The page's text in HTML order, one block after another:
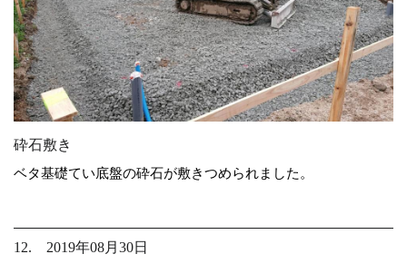
砕石敷き
ベタ基礎てい底盤の砕石が敷きつめられました。
12. 2019年08月30日